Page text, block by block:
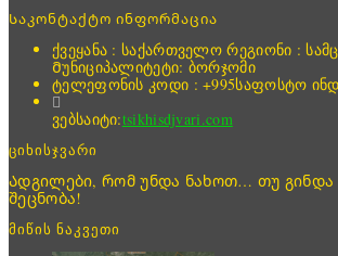
Საკონტაქტო ინფორმაცია
ქვეყანა : საქართველორეგიონი :
Მუნიციპალიტეტი: ბორჯომი
ტელეფონის კოდი : +995საფოსტო
ვებსაიტი:tsikhisdjvari.com
ციხისჯვარი
Ადგილები, რომ უნდა ნახოთ… თუ გინდა
შეცნობა!
მიწის ნაკვეთი